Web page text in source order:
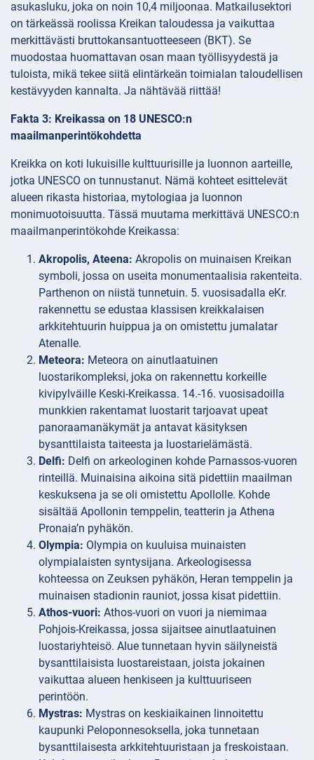
asukasluku, joka on noin 10,4 miljoonaa. Matkailusektori
on tärkeässä roolissa Kreikan taloudessa ja vaikuttaa
merkittävästi bruttokansantuotteeseen (BKT). Se
muodostaa huomattavan osan maan työllisyydestä ja
tuloista, mikä tekee siitä elintärkeän toimialan taloudellisen
kestävyyden kannalta. Ja nähtävää riittää!
Fakta 3: Kreikassa on 18 UNESCO:n
maailmanperintökohdetta
Kreikka on koti lukuisille kulttuurisille ja luonnon aarteille,
jotka UNESCO on tunnustanut. Nämä kohteet esittelevät
alueen rikasta historiaa, mytologiaa ja luonnon
monimuotoisuutta. Tässä muutama merkittävä UNESCO:n
maailmanperintökohde Kreikassa:
Akropolis, Ateena: Akropolis on muinaisen Kreikan
symboli, jossa on useita monumentaalisia rakenteita.
Parthenon on niistä tunnetuin. 5. vuosisadalla eKr.
rakennettu se edustaa klassisen kreikkalaisen
arkkitehtuurin huippua ja on omistettu jumalatar
Atenalle.
Meteora: Meteora on ainutlaatuinen
luostarikompleksi, joka on rakennettu korkeille
kivipylväille Keski-Kreikassa. 14.-16. vuosisadoilla
munkkien rakentamat luostarit tarjoavat upeat
panoraamanäkymät ja antavat käsityksen
bysanttilaista taiteesta ja luostarielämästä.
Delfi: Delfi on arkeologinen kohde Parnassos-vuoren
rinteillä. Muinaisina aikoina sitä pidettiin maailman
keskuksena ja se oli omistettu Apollolle. Kohde
sisältää Apollonin temppelin, teatterin ja Athena
Pronaia’n pyhäkön.
Olympia: Olympia on kuuluisa muinaisten
olympialaisten syntysijana. Arkeologisessa
kohteessa on Zeuksen pyhäkön, Heran temppelin ja
muinaisen stadionin rauniot, jossa kisat pidettiin.
Athos-vuori: Athos-vuori on vuori ja niemimaa
Pohjois-Kreikassa, jossa sijaitsee ainutlaatuinen
luostariyhteisö. Alue tunnetaan hyvin säilyneistä
bysanttilaisista luostareistaan, joista jokainen
vaikuttaa alueen henkiseen ja kulttuuriseen
perintöön.
Mystras: Mystras on keskiaikainen linnoitettu
kaupunki Peloponnesoksella, joka tunnetaan
bysanttilaisesta arkkitehtuuristaan ja freskoistaan.